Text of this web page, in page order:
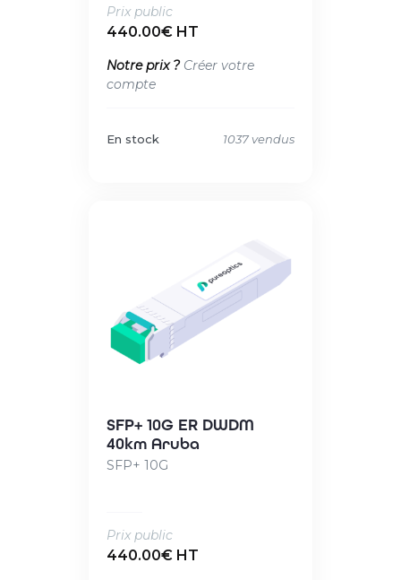
Prix public
440.00€ HT
Notre prix ? Créer votre
compte
En stock 1037 vendus
SFP+ 10G ER DWDM
40km Aruba
SFP+ 10G
Prix public
440.00€ HT